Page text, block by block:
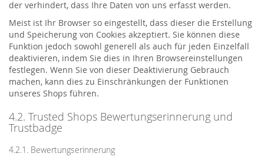
der verhindert, dass Ihre Daten von uns erfasst werden.
Meist ist Ihr Browser so eingestellt, dass dieser die Erstellung
und Speicherung von Cookies akzeptiert. Sie können diese
Funktion jedoch sowohl generell als auch für jeden Einzelfall
deaktivieren, indem Sie dies in Ihren Browsereinstellungen
festlegen. Wenn Sie von dieser Deaktivierung Gebrauch
machen, kann dies zu Einschränkungen der Funktionen
unseres Shops führen.
4.2. Trusted Shops Bewertungserinnerung und
Trustbadge
4.2.1. Bewertungserinnerung